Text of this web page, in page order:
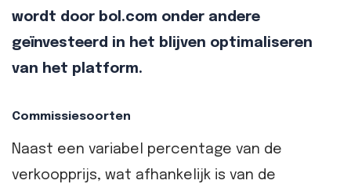
wordt door bol.com onder andere
geïnvesteerd in het blijven optimaliseren
van het platform.
Commissiesoorten
Naast een variabel percentage van de
verkoopprijs, wat afhankelijk is van de